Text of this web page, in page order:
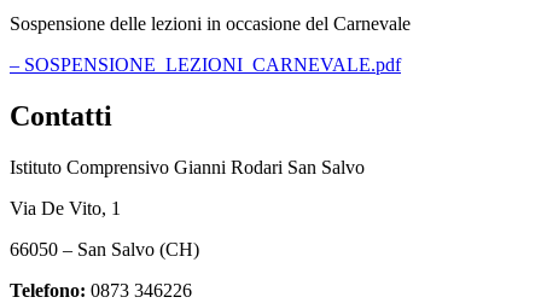
Sospensione delle lezioni in occasione del Carnevale
– SOSPENSIONE_LEZIONI_CARNEVALE.pdf
Contatti
Istituto Comprensivo Gianni Rodari San Salvo
Via De Vito, 1
66050 – San Salvo (CH)
Telefono: 0873 346226